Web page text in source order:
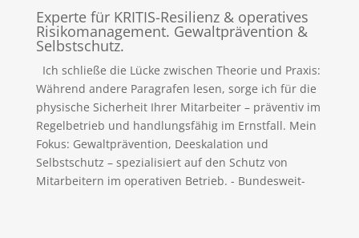
Experte für KRITIS-Resilienz & operatives
Risikomanagement. Gewaltprävention &
Selbstschutz.
Ich schließe die Lücke zwischen Theorie und Praxis:
Während andere Paragrafen lesen, sorge ich für die
physische Sicherheit Ihrer Mitarbeiter – präventiv im
Regelbetrieb und handlungsfähig im Ernstfall. Mein
Fokus: Gewaltprävention, Deeskalation und
Selbstschutz – spezialisiert auf den Schutz von
Mitarbeitern im operativen Betrieb. - Bundesweit-